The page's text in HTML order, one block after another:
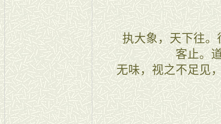
三十五
执大象，天下往。往
客止。
无味，视之不足见
三十六